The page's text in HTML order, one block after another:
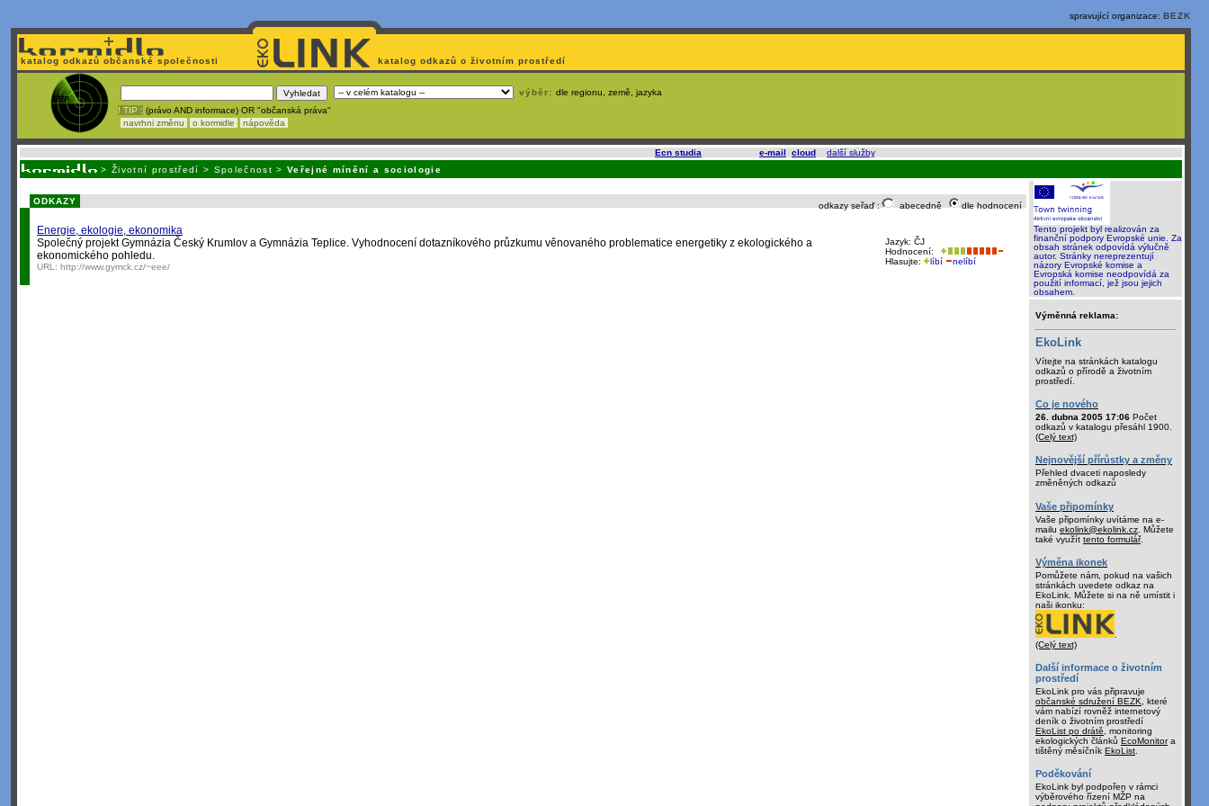
spravující organizace: BEZK
katalog odkazů občanské společnosti katalog odkazů o životním prostředí
výběr: dle regionu, země, jazyka
! TIP : (právo AND informace) OR "občanská práva"
navrhni změnu
o kormidle nápověda
Ecn studia e-mail cloud další služby.
> Životní prostředí > Společnost >Veřejné mínění a sociologie
odkazy seřaď : abecedně dle hodnocení
ODKAZY
Energie, ekologie, ekonomika
Jazyk: ČJ
Hodnocení:
Hlasujte:
líbí nelíbí
Společný projekt Gymnázia Český Krumlov a Gymnázia Teplice. Vyhodnocení dotazníkového průzkumu věnovaného problematice energetiky z ekologického a
ekonomického pohledu.
URL: http://www.gymck.cz/~eee/
Tento projekt byl realizován za
finanční podpory Evropské unie. Za
obsah stránek odpovídá výlučně
autor. Stránky nereprezentují
názory Evropské komise a
Evropská komise neodpovídá za
použití informací, jež jsou jejich
obsahem.
Výměnná reklama:
EkoLink
Vítejte na stránkách katalogu
odkazů o přírodě a životním
prostředí.
Co je nového
26. dubna 2005 17:06 Počet
odkazů v katalogu přesáhl 1900.
(Celý text)
Nejnovější přírůstky a změny
Přehled dvaceti naposledy
změněných odkazů
Vaše připomínky
Vaše připomínky uvítáme na e-
mailu ekolink@ekolink.cz . Můžete
také využít tento formulář.
Výměna ikonek
Pomůžete nám, pokud na vašich
stránkách uvedete odkaz na
EkoLink. Můžete si na ně umístit i
naši ikonku:
(Celý text)
Další informace o životním
prostředí
EkoLink pro vás připravuje
občanské sdružení BEZK , které
vám nabízí rovněž internetový
deník o životním prostředí
EkoList po drátě , monitoring
ekologických článků EcoMonitora
tištěný měsíčník EkoList
Poděkování
EkoLink byl podpořen v rámci
výběrového řízení MŽP na